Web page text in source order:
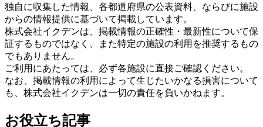
独自に収集した情報、各都道府県の公表資料、ならびに施設
からの情報提供に基づいて掲載しています。
株式会社イクデンは、掲載情報の正確性・最新性について保
証するものではなく、また特定の施設の利用を推奨するもの
でもありません。
ご利用にあたっては、必ず各施設に直接ご確認ください。
なお、掲載情報の利用によって生じたいかなる損害について
も、株式会社イクデンは一切の責任を負いかねます。
お役立ち記事